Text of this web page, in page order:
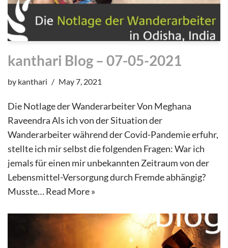
kanthari Blog – 07-05-2021
by kanthari May 7, 2021
Die Notlage der Wanderarbeiter Von Meghana
Raveendra Als ich von der Situation der
Wanderarbeiter während der Covid-Pandemie erfuhr,
stellte ich mir selbst die folgenden Fragen: War ich
jemals für einen mir unbekannten Zeitraum von der
Lebensmittel-Versorgung durch Fremde abhängig?
Musste…Read More »